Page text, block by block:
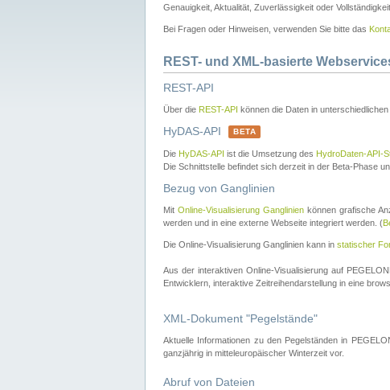
Genauigkeit, Aktualität, Zuverlässigkeit oder
Bei Fragen oder Hinweisen, verwenden Sie bitte das
REST- und XML-basierte
REST-API
Über die REST-API können die Daten in
HyDAS-API BETA
Die HyDAS-API ist die Umsetzung des HydroDaten-API-
Die Schnittstelle befindet sich derzeit in der Beta-Phase
Bezug von Ganglinien
MitOnline-Visualisierung Ganglinien können grafische
werden und in eine externe Webseite integriert werden. (
Die Online-Visualisierung Ganglinien kann in statischer
Aus der interaktiven Online-Visualisierung auf
Entwicklern, interaktive Zeitreihendarstellung in eine
XML-Dokument "Pegelstände"
Aktuelle Informationen zu den Pegelständen in
ganzjährig in mitteleuropäischer Winterzeit vor.
Abruf von Dateien